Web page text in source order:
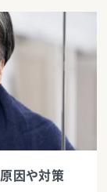
因や対策